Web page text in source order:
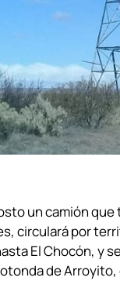
un camión
circulará por
El Chocón, y
de